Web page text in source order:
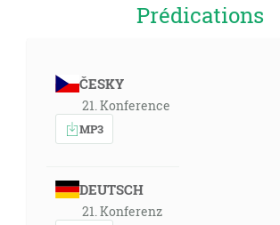
Prédications
ČESKY
21. Konference
MP3
DEUTSCH
21. Konferenz